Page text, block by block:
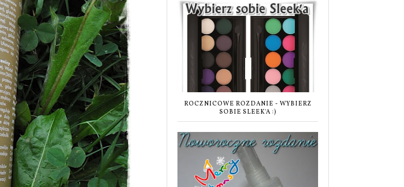
ROCZNICOWE ROZDANIE - WYBIERZ
SOBIE SLEEK'A :)